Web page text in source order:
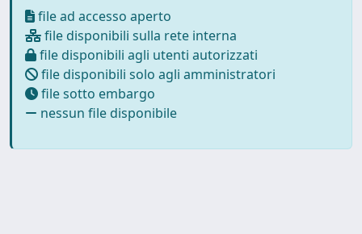
file ad accesso aperto
file disponibili sulla rete interna
file disponibili agli utenti autorizzati
file disponibili solo agli amministratori
file sotto embargo
nessun file disponibile